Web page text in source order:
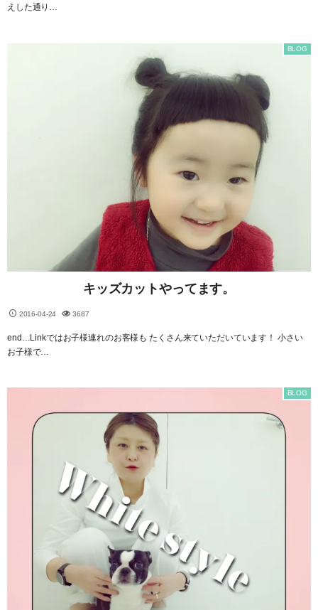
えした通り…
キッズカットやってます。
2016-04-24
BLOG
3687
end…Linkではお子様連れのお客様も たくさん来ていただいています！ 小さい
お子様で…
BLOG